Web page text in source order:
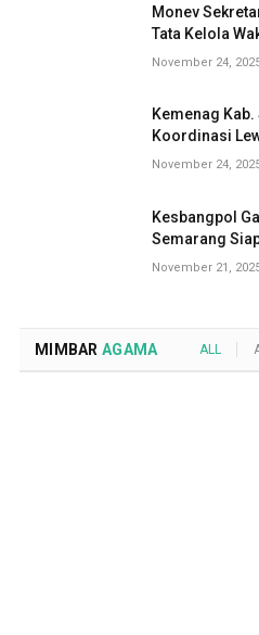
Monev
Tata Kelola
November 24,
Kemenag
Koordinasi
November 24,
Kesbangpol
Semarang
November 21,
MIMBAR AGAMA ALL